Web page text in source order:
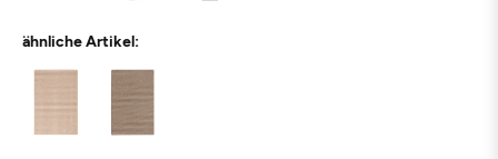
ähnliche Artikel: